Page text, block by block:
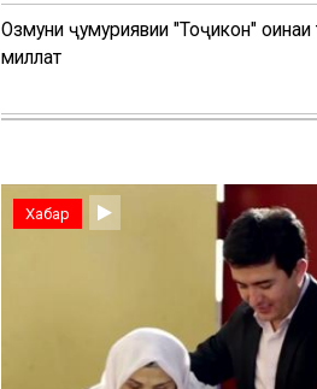
Озмуни ҷумҳуриявии "Тоҷикон"
миллат
Хабар